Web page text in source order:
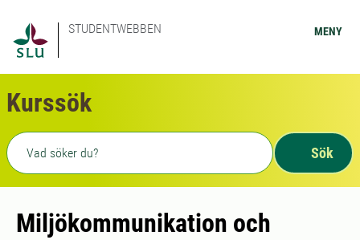
STUDENTWEBBEN MENY
Kurssök
Fritext sökning
Sök
Miljökommunikation och